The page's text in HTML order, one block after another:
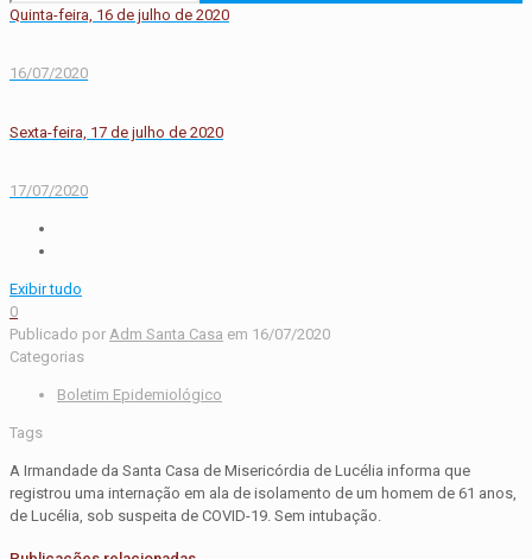
Quinta-feira, 16 de julho de 2020
16/07/2020
Sexta-feira, 17 de julho de 2020
17/07/2020
Exibir tudo
0
Publicado por Adm Santa Casa em 16/07/2020
Categorias
Boletim Epidemiológico
Tags
A Irmandade da Santa Casa de Misericórdia de Lucélia informa que
registrou uma internação em ala de isolamento de um homem de 61 anos,
de Lucélia, sob suspeita de COVID-19. Sem intubação.